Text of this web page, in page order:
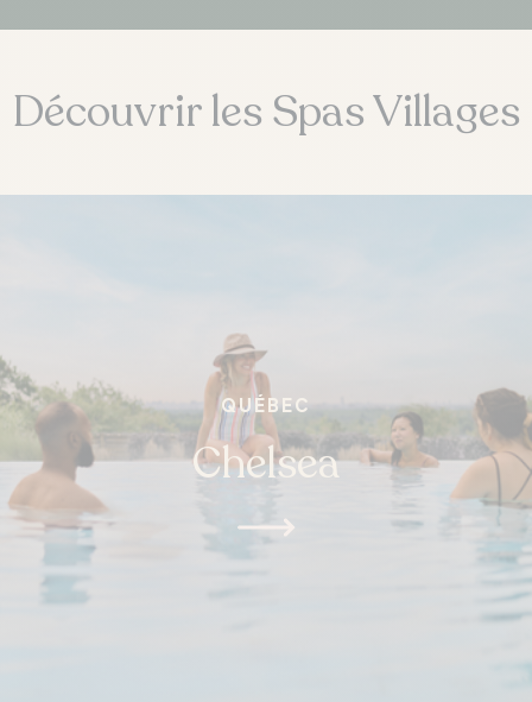
Découvrir les Spas Villages
QUÉBEC
Chelsea